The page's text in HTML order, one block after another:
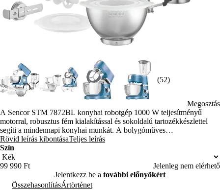
(52)
Megosztás
A Sencor STM 7872BL konyhai robotgép 1000 W teljesítményű
motorral, robusztus fém kialakítással és sokoldalú tartozékkészlettel
segíti a mindennapi konyhai munkát. A bolygóműves
keverőrendszernek, a három meghajtási pontnak és a gazdag
tartozékkészletnek köszönhetően ideális keveréshez, dagasztáshoz,
habveréshez és turmixoláshoz.
Rövid leírás kibontásaTeljes leírás
Szín
99 990 Ft
Jelenleg nem elérhető
Jelentkezz be a további előnyökért
ÖsszehasonlításÁrtörténet